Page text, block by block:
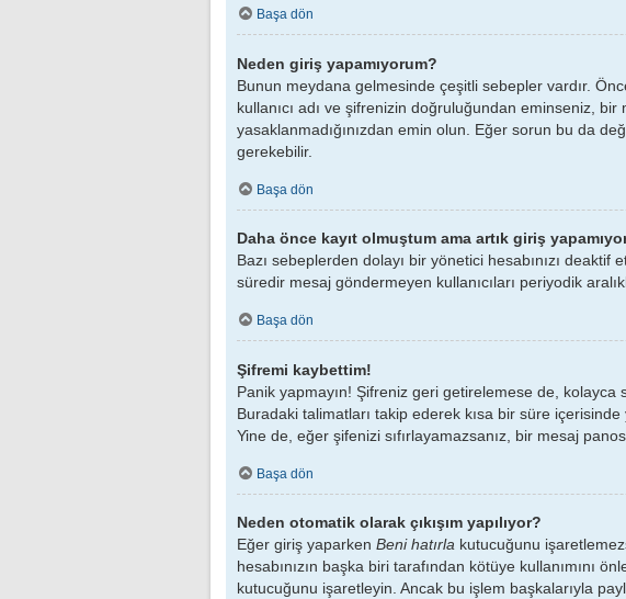
Başa dön
Neden giriş yapamıyorum?
Bunun meydana gelmesinde çeşitli sebepler vardır.
kullanıcı adı ve şifrenizin doğruluğundan eminseniz,
yasaklanmadığınızdan emin olun. Eğer sorun bu da
gerekebilir.
Başa dön
Daha önce kayıt olmuştum ama artık giriş
Bazı sebeplerden dolayı bir yönetici hesabınızı
süredir mesaj göndermeyen kullanıcıları periyodik
Başa dön
Şifremi kaybettim!
Panik yapmayın! Şifreniz geri getirelemese de, kolayca
Buradaki talimatları takip ederek kısa bir süre
Yine de, eğer şifenizi sıfırlayamazsanız, bir mesaj
Başa dön
Neden otomatik olarak çıkışım yapılıyor?
Eğer giriş yaparken Beni hatırla kutucuğunu
hesabınızın başka biri tarafından kötüye kullanımını
kutucuğunu işaretleyin. Ancak bu işlem başkalarıyla